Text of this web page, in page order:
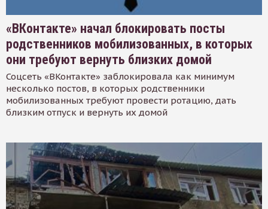
«ВКонтакте» начал блокировать посты
родственников мобилизованных, в которых
они требуют вернуть близких домой
Соцсеть «ВКонтакте» заблокировала как минимум
несколько постов, в которых родственники
мобилизованных требуют провести ротацию, дать
близким отпуск и вернуть их домой